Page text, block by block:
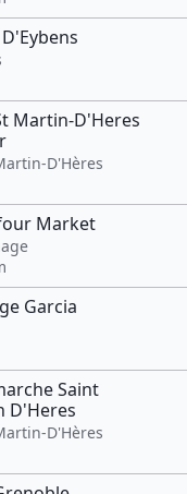
Martin-D'Heres
D'Hères
Market
Garcia
Saint
D'Heres
D'Hères